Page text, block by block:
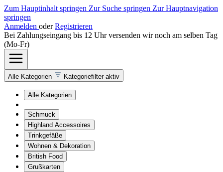
Zum Hauptinhalt springen Zur Suche springen Zur Hauptnavigation
springen
Anmelden oder Registrieren
Bei Zahlungseingang bis 12 Uhr versenden wir noch am selben Tag
(Mo-Fr)
Alle Kategorien Kategoriefilter aktiv
Alle Kategorien
Schmuck
Highland Accessoires
Trinkgefäße
Wohnen & Dekoration
British Food
Grußkarten